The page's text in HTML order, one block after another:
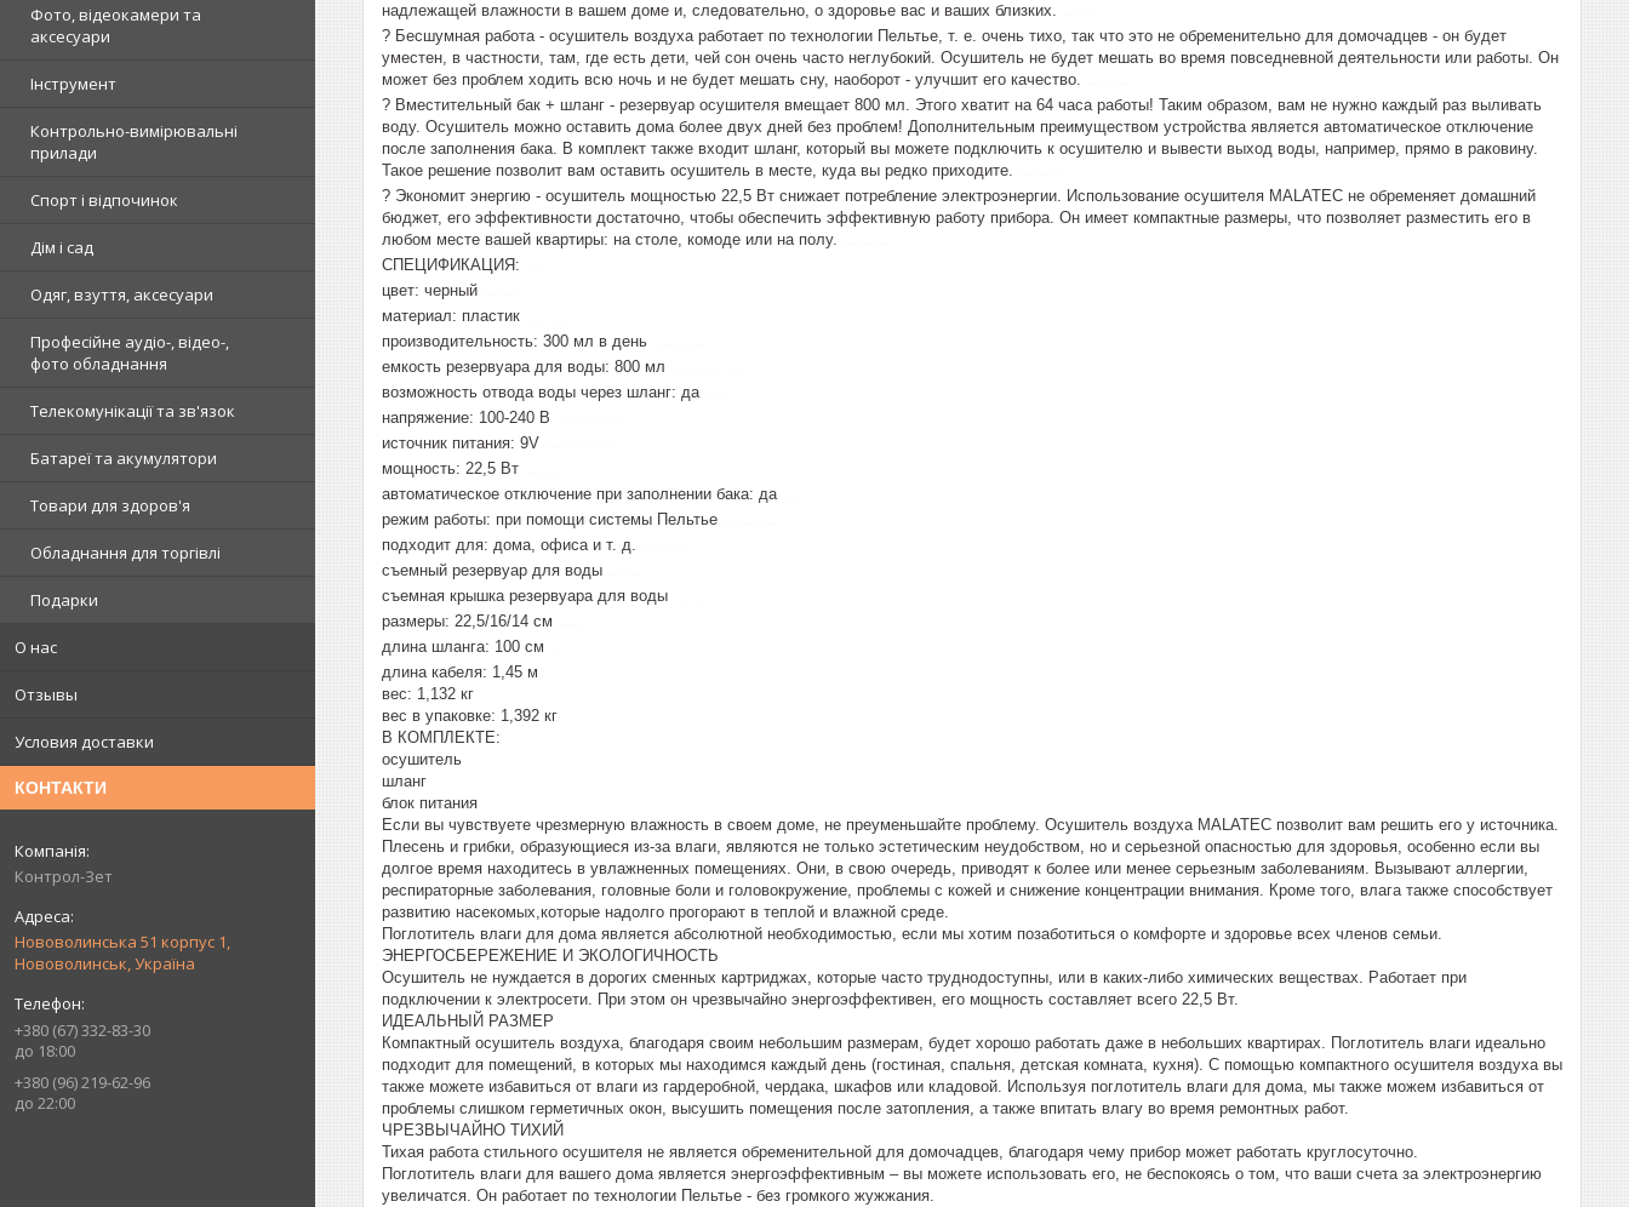
Фото, відеокамери та
аксесуари
Інструмент
Контрольно-вимірювальні
прилади
Спорт і відпочинок
Дім і сад
Одяг, взуття, аксесуари
Професійне аудіо-, відео-,
фото обладнання
Телекомунікації та зв'язок
Батареї та акумулятори
Товари для здоров'я
Обладнання для торгівлі
Подарки
О нас
Отзывы
Условия доставки
КОНТАКТИ
Контрол-Зет
Нововолинська 51 корпус 1,
Нововолинськ, Україна
+380 (67) 332-83-30
до 18:00
+380 (96) 219-62-96
до 22:00
надлежащей влажности в вашем доме и, следовательно, о здоровье вас и ваших близких.
? Бесшумная работа - осушитель воздуха работает по технологии Пельтье, т. е. очень тихо, так что это не обременительно для домочадцев - он будет
уместен, в частности, там, где есть дети, чей сон очень часто неглубокий. Осушитель не будет мешать во время повседневной деятельности или работы. Он
может без проблем ходить всю ночь и не будет мешать сну, наоборот - улучшит его качество.
? Вместительный бак + шланг - резервуар осушителя вмещает 800 мл. Этого хватит на 64 часа работы! Таким образом, вам не нужно каждый раз выливать
воду. Осушитель можно оставить дома более двух дней без проблем! Дополнительным преимуществом устройства является автоматическое отключение
после заполнения бака. В комплект также входит шланг, который вы можете подключить к осушителю и вывести выход воды, например, прямо в раковину.
Такое решение позволит вам оставить осушитель в месте, куда вы редко приходите.
? Экономит энергию - осушитель мощностью 22,5 Вт снижает потребление электроэнергии. Использование осушителя MALATEC не обременяет домашний
бюджет, его эффективности достаточно, чтобы обеспечить эффективную работу прибора. Он имеет компактные размеры, что позволяет разместить его в
любом месте вашей квартиры: на столе, комоде или на полу.
СПЕЦИФИКАЦИЯ:
цвет: черный
материал: пластик
производительность: 300 мл в день
емкость резервуара для воды: 800 мл
возможность отвода воды через шланг: да
напряжение: 100-240 В
источник питания: 9V
мощность: 22,5 Вт
автоматическое отключение при заполнении бака: да
режим работы: при помощи системы Пельтье
подходит для: дома, офиса и т. д.
съемный резервуар для воды
съемная крышка резервуара для воды
размеры: 22,5/16/14 см
длина шланга: 100 см
длина кабеля: 1,45 м
вес: 1,132 кг
вес в упаковке: 1,392 кг
В КОМПЛЕКТЕ:
осушитель
шланг
блок питания
Если вы чувствуете чрезмерную влажность в своем доме, не преуменьшайте проблему. Осушитель воздуха MALATEC позволит вам решить его у источника.
Плесень и грибки, образующиеся из-за влаги, являются не только эстетическим неудобством, но и серьезной опасностью для здоровья, особенно если вы
долгое время находитесь в увлажненных помещениях. Они, в свою очередь, приводят к более или менее серьезным заболеваниям. Вызывают аллергии,
респираторные заболевания, головные боли и головокружение, проблемы с кожей и снижение концентрации внимания. Кроме того, влага также способствует
развитию насекомых,которые надолго прогорают в теплой и влажной среде.
Поглотитель влаги для дома является абсолютной необходимостью, если мы хотим позаботиться о комфорте и здоровье всех членов семьи.
ЭНЕРГОСБЕРЕЖЕНИЕ И ЭКОЛОГИЧНОСТЬ
Осушитель не нуждается в дорогих сменных картриджах, которые часто труднодоступны, или в каких-либо химических веществах. Работает при
подключении к электросети. При этом он чрезвычайно энергоэффективен, его мощность составляет всего 22,5 Вт.
ИДЕАЛЬНЫЙ РАЗМЕР
Компактный осушитель воздуха, благодаря своим небольшим размерам, будет хорошо работать даже в небольших квартирах. Поглотитель влаги идеально
подходит для помещений, в которых мы находимся каждый день (гостиная, спальня, детская комната, кухня). С помощью компактного осушителя воздуха вы
также можете избавиться от влаги из гардеробной, чердака, шкафов или кладовой. Используя поглотитель влаги для дома, мы также можем избавиться от
проблемы слишком герметичных окон, высушить помещения после затопления, а также впитать влагу во время ремонтных работ.
ЧРЕЗВЫЧАЙНО ТИХИЙ
Тихая работа стильного осушителя не является обременительной для домочадцев, благодаря чему прибор может работать круглосуточно.
Поглотитель влаги для вашего дома является энергоэффективным – вы можете использовать его, не беспокоясь о том, что ваши счета за электроэнергию
увеличатся. Он работает по технологии Пельтье - без громкого жужжания.